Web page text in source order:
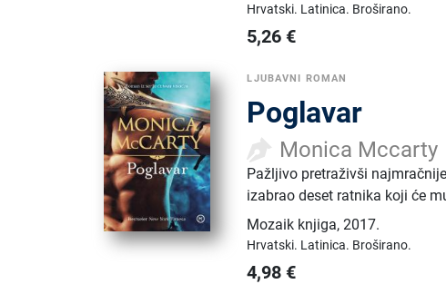
Hrvatski. Latinica. Broširano.
5,26 €
LJUBAVNI ROMAN
Poglavar
Monica Mccarty
Pažljivo pretraživši
izabrao deset ratnika koji će
Mozaik knjiga,2017.
Hrvatski. Latinica. Broširano.
4,98 €